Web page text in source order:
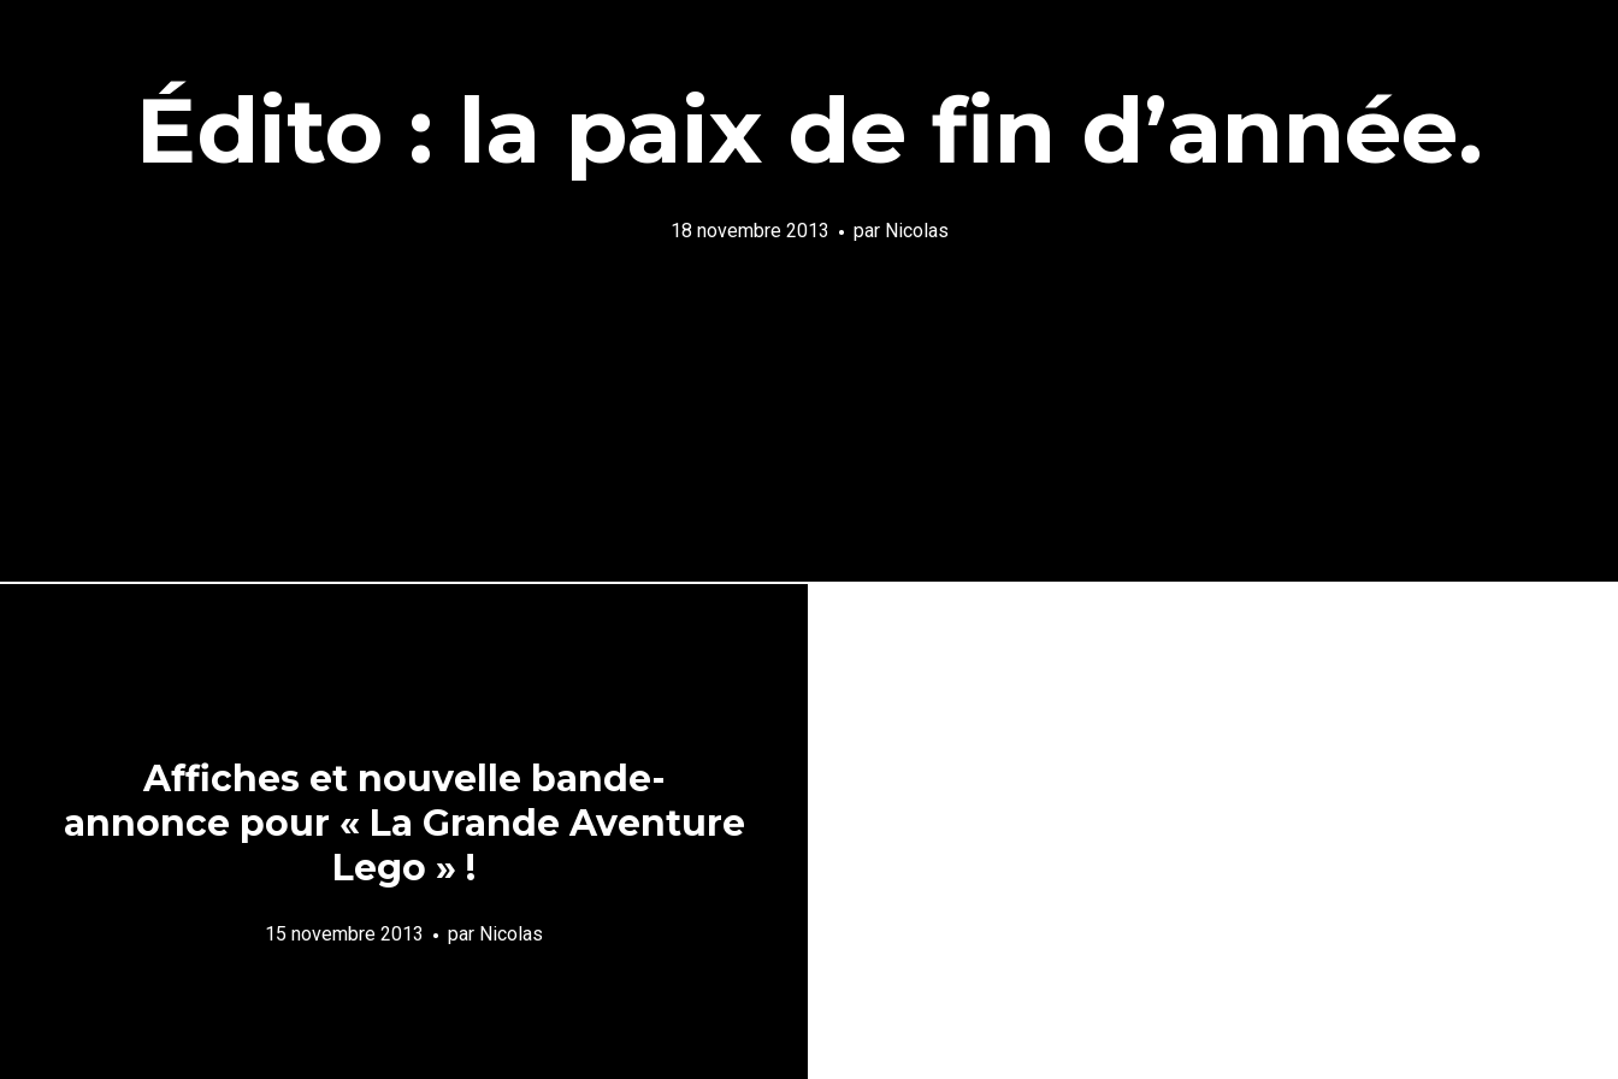
Édito : la paix de fin d’année.
18 novembre 2013 par Nicolas
Affiches et nouvelle bande-
annonce pour « La Grande Aventure
Lego » !
15 novembre 2013 par Nicolas